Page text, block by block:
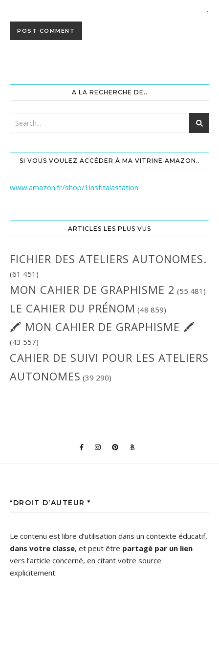
A LA RECHERCHE DE..
SI VOUS VOULEZ ACCÉDER À MA VITRINE AMAZON..
www.amazon.fr/shop/1institalastation
ARTICLES LES PLUS VUS
FICHIER DES ATELIERS AUTONOMES.
(61 451)
MON CAHIER DE GRAPHISME 2 (55 481)
LE CAHIER DU PRÉNOM (48 859)
🖍 MON CAHIER DE GRAPHISME 🖍
(43 557)
CAHIER DE SUIVI POUR LES ATELIERS
AUTONOMES (39 290)
*DROIT D’AUTEUR *
Le contenu est libre d’utilisation dans un contexte éducatif,
dans votre classe, et peut être partagé par un lien
vers l’article concerné, en citant votre source
explicitement.